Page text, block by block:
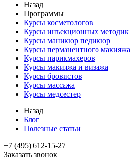
Назад
Программы
Курсы косметологов
Курсы инъекционных методик
Курсы маникюр педикюр
Курсы перманентного макияжа
Курсы парикмахеров
Курсы макияжа и визажа
Курсы бровистов
Курсы массажа
Курсы медсестер
Назад
Блог
Полезные статьи
+7 (495) 612-15-27
Заказать звонок